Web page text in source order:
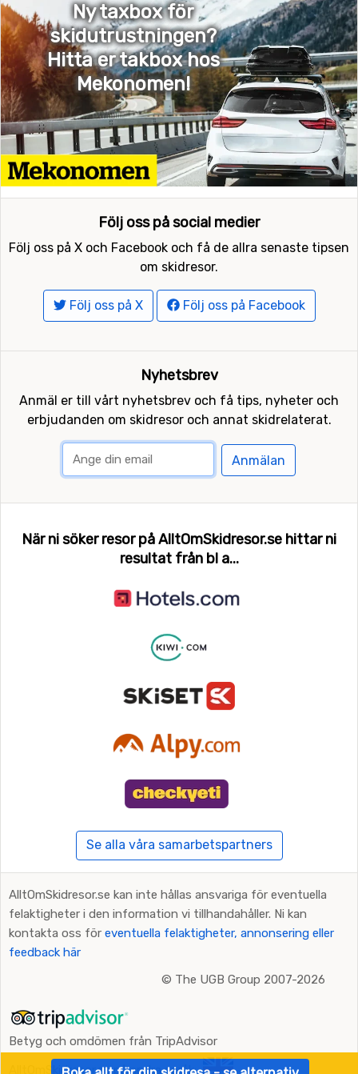
Ny taxbox för
skidutrustningen?
Hitta er takbox hos
Mekonomen!
Följ oss på social medier
Följ oss på X och Facebook och få de allra senaste tipsen
om skidresor.
Följ oss på X Följ oss på Facebook
Nyhetsbrev
Anmäl er till vårt nyhetsbrev och få tips, nyheter och
erbjudanden om skidresor och annat skidrelaterat.
Anmälan
När ni söker resor på AlltOmSkidresor.se hittar ni
resultat från bl a...
Se alla våra samarbetspartners
AlltOmSkidresor.se kan inte hållas ansvariga för eventuella
felaktigheter i den information vi tillhandahåller. Ni kan
kontakta oss för eventuella felaktigheter, annonsering eller
feedback här
© The UGB Group 2007-2026
Betyg och omdömen från TripAdvisor
AlltOmSkidresor.se på andra språk: